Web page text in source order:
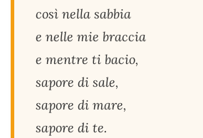
così nella sabbia
e nelle mie braccia
e mentre ti bacio,
sapore di sale,
sapore di mare,
sapore di te.